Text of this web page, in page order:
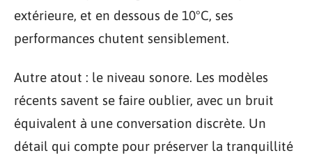
extérieure, et en dessous de 10°C, ses
performances chutent sensiblement.
Autre atout : le niveau sonore. Les modèles
récents savent se faire oublier, avec un bruit
équivalent à une conversation discrète. Un
détail qui compte pour préserver la tranquillité